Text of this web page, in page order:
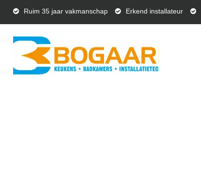
Ruim 35 jaar vakmanschap Erkend installateur